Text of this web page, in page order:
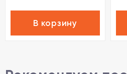
В корзину